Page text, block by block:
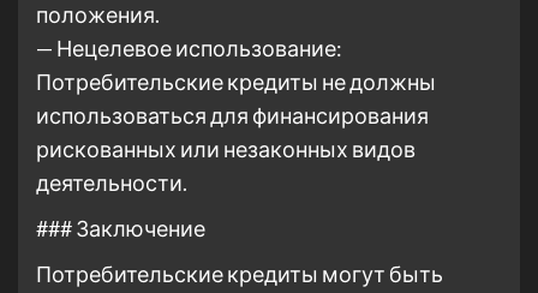
положения.
— Нецелевое использование:
Потребительские кредиты не должны
использоваться для финансирования
рискованных или незаконных видов
деятельности.
### Заключение
Потребительские кредиты могут быть